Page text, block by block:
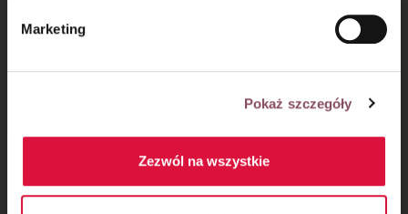
Marketing
Pokaż szczegóły
Zezwól na wszystkie
Ciasto kruche przepis
podstawowy
Wisząca babka